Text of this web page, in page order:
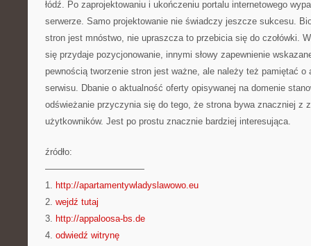
łódź. Po zaprojektowaniu i ukończeniu portalu internetowego
serwerze. Samo projektowanie nie świadczy jeszcze sukcesu.
stron jest mnóstwo, nie upraszcza to przebicia się do czołówki.
się przydaje pozycjonowanie, innymi słowy zapewnienie
pewnością tworzenie stron jest ważne, ale należy też pamiętać o
serwisu. Dbanie o aktualność oferty opisywanej na domenie
odświeżanie przyczynia się do tego, że strona bywa znaczniej z
użytkowników. Jest po prostu znacznie bardziej interesująca.
źródło:
———————————
1. http://apartamentywladyslawowo.eu
2. wejdź tutaj
3. http://appaloosa-bs.de
4. odwiedź witrynę